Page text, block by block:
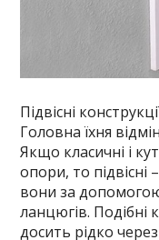
Підвісні
Головна їхня
Якщо класичні і
опори, то підвісні
вони за
ланцюгів. Подібні
досить рідко